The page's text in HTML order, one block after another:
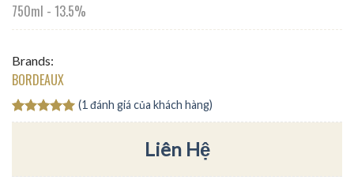
750ml - 13.5%
Brands:
BORDEAUX
5.00trên 5
1
(1 đánh giá của khách hàng)
Liên Hệ